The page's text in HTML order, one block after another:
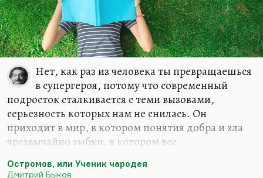
Нет, как раз из человека ты превращаешься
в супергероя, потому что современный
подросток сталкивается с теми вызовами,
серьезность которых нам не снилась. Он
приходит в мир, в котором понятия добра и зла
чрезвычайно зыбки, в котором все
что зло – это, возможно, не реакция на добро, а
Остромов, или Ученик чародея
Дмитрий Быков